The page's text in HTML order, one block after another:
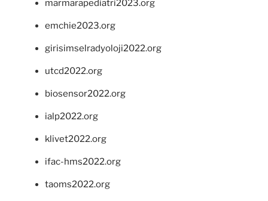
marmarapediatri2023.org
emchie2023.org
girisimselradyoloji2022.org
utcd2022.org
biosensor2022.org
ialp2022.org
klivet2022.org
ifac-hms2022.org
taoms2022.org